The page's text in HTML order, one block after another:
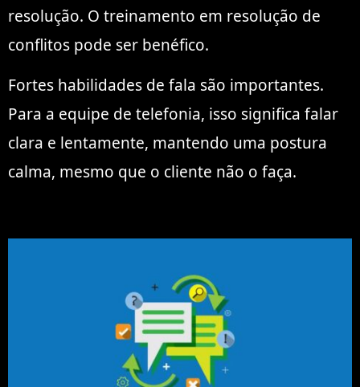
resolução. O treinamento em resolução de
conflitos pode ser benéfico.
Fortes habilidades de fala são importantes.
Para a equipe de telefonia, isso significa falar
clara e lentamente, mantendo uma postura
calma, mesmo que o cliente não o faça.